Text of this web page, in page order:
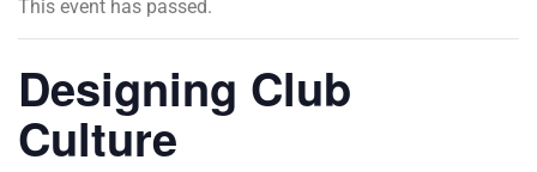
This event has passed.
Designing Club
Culture